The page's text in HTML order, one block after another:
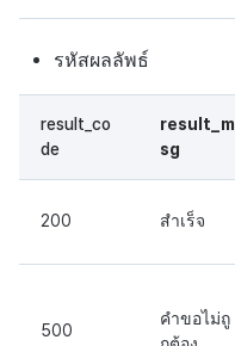
รหัสผลลัพธ์
result_co
de
result_m
sg
200 สำเร็จ
500
คำขอไม่ถู